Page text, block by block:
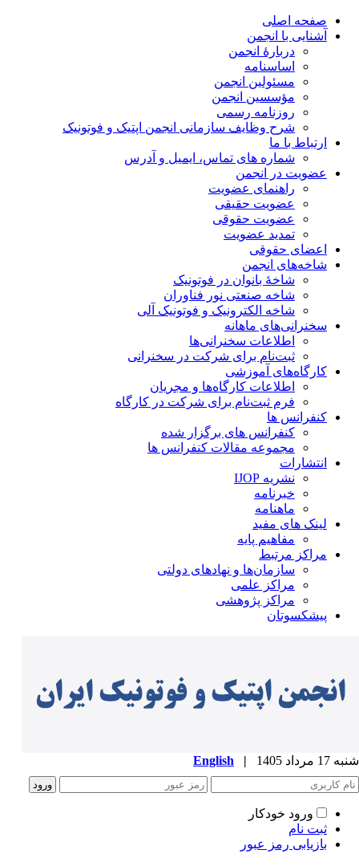
صفحه اصلی
آشنایی با انجمن
دربارۀ انجمن
اساسنامه
مسئولین انجمن
مؤسسین انجمن
روزنامه رسمی
شرح وظایف سازمانی انجمن اپتیک و فوتونیک
ارتباط با ما
شماره های تماس، ایمیل و آدرس
عضویت در انجمن
راهنمای عضویت
عضویت حقیقی
عضویت حقوقی
تمدید عضویت
اعضای حقوقی
شاخه‌های انجمن
شاخۀ بانوان در فوتونیک
شاخه صنعتی نور فناوران
شاخه‌ الکترونیک و فوتونیک آلی
سخنرانی‌های ماهانه
اطلاعات سخنرانی‌‌ها
ثبت‌نام برای شرکت در سخنرانی
کارگاه‌های آموزشی
اطلاعات کارگاه‌ها و مجریان
فرم ثبت‌نام برای شرکت در کارگاه
کنفرانس ها
کنفرانس های برگزار شده
مجموعه مقالات کنفرانس ها
انتشارات
نشریه IJOP
خبرنامه
ماهنامه
لینک های مفید
مفاهیم پایه
مراکز مرتبط
سازمان‌ها و نهادهای دولتی
مراکز علمی
مراکز پژوهشی
پیشکسوتان
مرداد 1405 |
English
ورود خودکار
ثبت نام
بازیابی رمز عبور